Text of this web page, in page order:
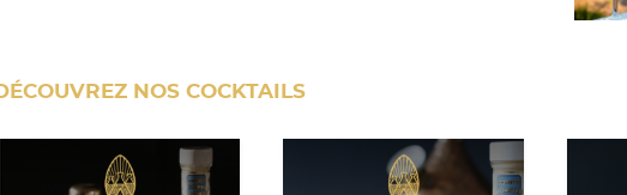
NOS COCKTAILS